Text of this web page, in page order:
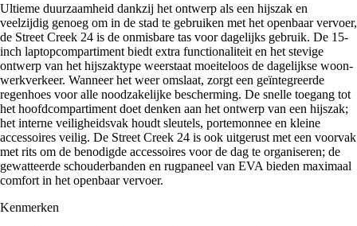
Ultieme duurzaamheid dankzij het ontwerp als een hijszak en
veelzijdig genoeg om in de stad te gebruiken met het openbaar vervoer,
de Street Creek 24 is de onmisbare tas voor dagelijks gebruik. De 15-
inch laptopcompartiment biedt extra functionaliteit en het stevige
ontwerp van het hijszaktype weerstaat moeiteloos de dagelijkse woon-
werkverkeer. Wanneer het weer omslaat, zorgt een geïntegreerde
regenhoes voor alle noodzakelijke bescherming. De snelle toegang tot
het hoofdcompartiment doet denken aan het ontwerp van een hijszak;
het interne veiligheidsvak houdt sleutels, portemonnee en kleine
accessoires veilig. De Street Creek 24 is ook uitgerust met een voorvak
met rits om de benodigde accessoires voor de dag te organiseren; de
gewatteerde schouderbanden en rugpaneel van EVA bieden maximaal
comfort in het openbaar vervoer.
Kenmerken